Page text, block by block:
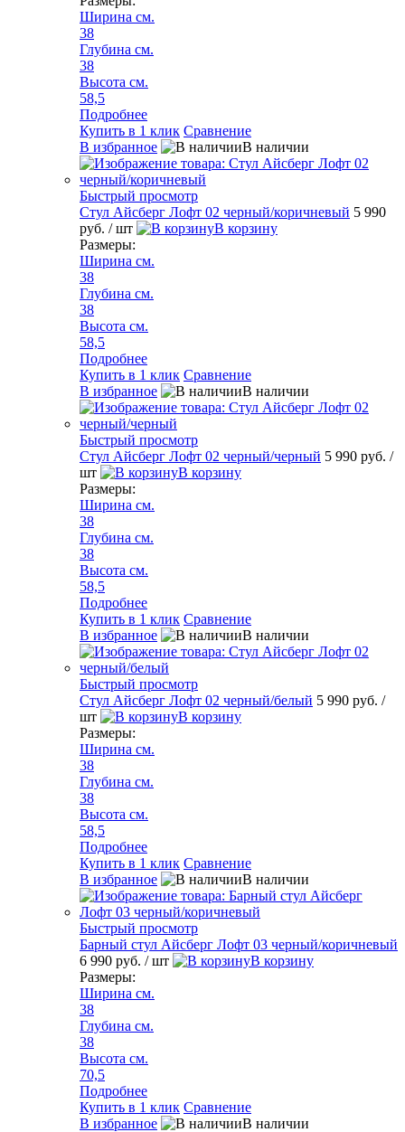
Ширина см.
38
Глубина см.
38
Высота см.
58,5
Подробнее
Купить в 1 клик Сравнение
В избранное
В наличии
Быстрый просмотр
Стул Айсберг Лофт 02 черный/коричневый 5 990
руб. / шт
В корзину
Размеры:
Ширина см.
38
Глубина см.
38
Высота см.
58,5
Подробнее
Купить в 1 клик Сравнение
В избранное
В наличии
Быстрый просмотр
Стул Айсберг Лофт 02 черный/черный 5 990 руб. /
шт
В корзину
Размеры:
Ширина см.
38
Глубина см.
38
Высота см.
58,5
Подробнее
Купить в 1 клик Сравнение
В избранное
В наличии
Быстрый просмотр
Стул Айсберг Лофт 02 черный/белый 5 990 руб. /
шт
В корзину
Размеры:
Ширина см.
38
Глубина см.
38
Высота см.
58,5
Подробнее
Купить в 1 клик Сравнение
В избранное
В наличии
Быстрый просмотр
Барный стул Айсберг Лофт 03 черный/коричневый
6 990 руб. / шт
В корзину
Размеры:
Ширина см.
38
Глубина см.
38
Высота см.
70,5
Подробнее
Купить в 1 клик Сравнение
В избранное
В наличии